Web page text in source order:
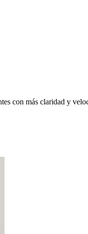
con más claridad y